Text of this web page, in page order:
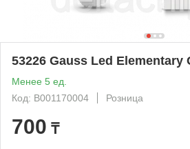
53226 Gauss Led Elementary
Менее 5 ед.
Код: В001170004
Розница
700 ₸